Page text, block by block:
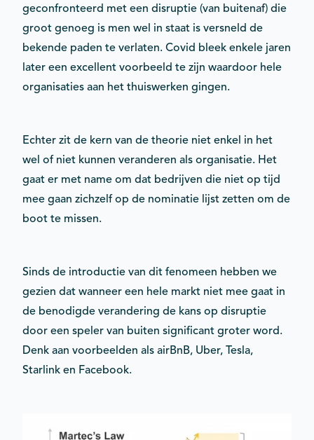
geconfronteerd met een disruptie (van buitenaf) die
groot genoeg is men wel in staat is versneld de
bekende paden te verlaten. Covid bleek enkele jaren
later een excellent voorbeeld te zijn waardoor hele
organisaties aan het thuiswerken gingen.
Echter zit de kern van de theorie niet enkel in het
wel of niet kunnen veranderen als organisatie. Het
gaat er met name om dat bedrijven die niet op tijd
mee gaan zichzelf op de nominatie lijst zetten om de
boot te missen.
Sinds de introductie van dit fenomeen hebben we
gezien dat wanneer een hele markt niet mee gaat in
de benodigde verandering de kans op disruptie
door een speler van buiten significant groter word.
Denk aan voorbeelden als airBnB, Uber, Tesla,
Starlink en Facebook.